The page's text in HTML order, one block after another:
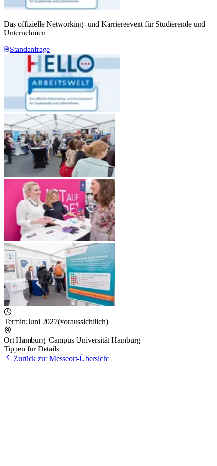
Das offizielle Networking- und Karriereevent für Studierende und
Unternehmen
Standanfrage
Termin:Juni 2027(voraussichtlich)
Ort:Hamburg, Campus Universität Hamburg
Tippen für Details
Zurück zur Messeort-Übersicht